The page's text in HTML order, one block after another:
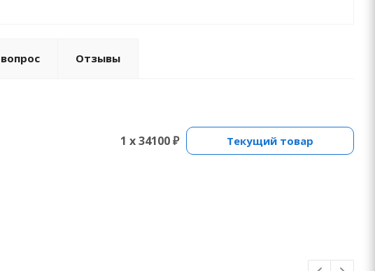
Отзывы
1 x 34100 ₽ Текущий товар